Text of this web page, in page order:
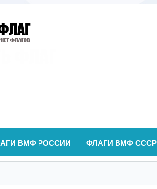
ВМФ РОССИИ ФЛАГИ ВМФ СССР